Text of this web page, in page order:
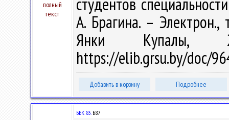
полный
текст
А. Брагина. –
Янки Купалы,
https://elib.grsu.by/doc/
Добавить в корзину Подробнее
ББК 85.Б87